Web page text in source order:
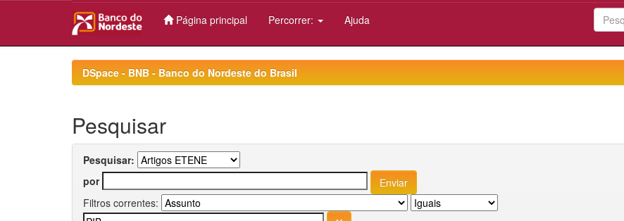
Página principal Percorrer: Ajuda
DSpace - BNB - Banco do Nordeste do Brasil
Pesquisar
Pesquisar:
por
Filtros correntes: